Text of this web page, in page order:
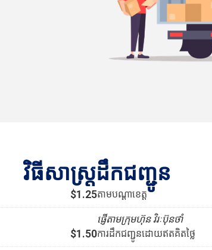
វិធីសាស្រ្តដឹកជញ្ជូន
$1.25
$1.50
តាមបណ្ដាខេត្ត
ផ្ញើតាមក្រុមហ៊ុន វិរៈប៊ុនថាំ
ការដឹកជញ្ជូនដោយឥតគិតថ្លៃ